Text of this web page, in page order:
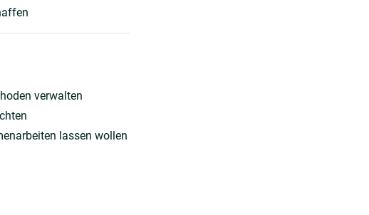
verwalten
lassen wollen